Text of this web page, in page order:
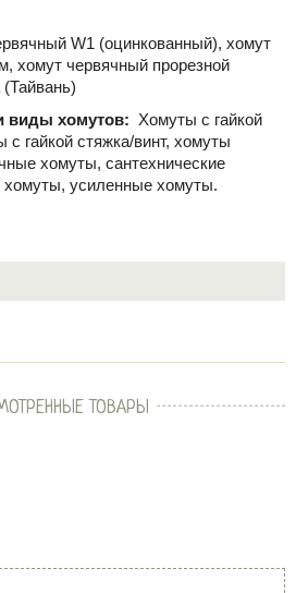
W1 (оцинкованный), хомут
хомут червячный прорезной
(Тайвань)
виды хомутов: Хомуты с гайкой
с гайкой стяжка/винт, хомуты
хомуты, сантехнические
усиленные хомуты.
ТОВАРЫ